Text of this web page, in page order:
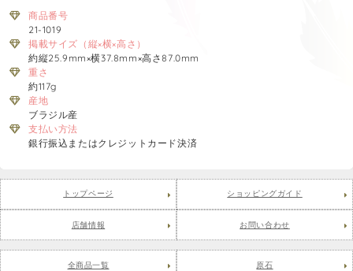
商品番号
21-1019
掲載サイズ（縦×横×高さ）
約縦25.9mm×横37.8mm×高さ87.0mm
重さ
約117g
産地
ブラジル産
支払い方法
銀行振込またはクレジットカード決済
トップページ ショッピングガイド
店舗情報 お問い合わせ
全商品一覧 原石